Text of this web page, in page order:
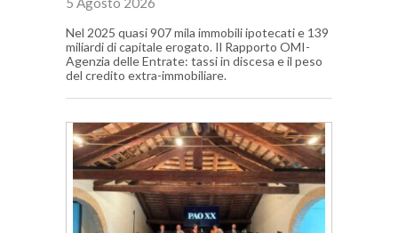
Nel 2025 quasi 907 mila immobili ipotecati e 139
miliardi di capitale erogato. Il Rapporto OMI-
Agenzia delle Entrate: tassi in discesa e il peso
del credito extra-immobiliare.